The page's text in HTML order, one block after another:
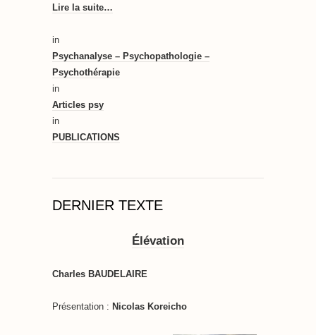
Lire la suite…
in
Psychanalyse – Psychopathologie –
Psychothérapie
in
Articles psy
in
PUBLICATIONS
DERNIER TEXTE
Élévation
Charles BAUDELAIRE
Présentation : Nicolas Koreicho